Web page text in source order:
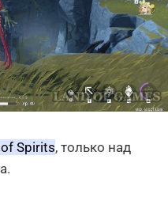
Spirits, только над